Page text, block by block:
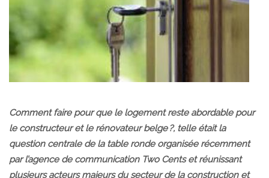
Comment faire pour que le logement reste abordable pour
le constructeur et le rénovateur belge ?, telle était la
question centrale de la table ronde organisée récemment
par l’agence de communication Two Cents et réunissant
plusieurs acteurs majeurs du secteur de la construction et